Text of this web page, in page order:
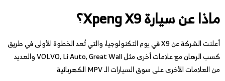
ماذا عن سيارة Xpeng X9؟
أعلنت الشركة عن X9 في يوم التكنولوجيا، والتي تُعد الخطوة الأولى في طريق
كسب الرهان مع علامات أخرى مثل VOLVO, Li Auto, Great Wall والعديد
من العلامات الأخرى على سوق السيارات الـ MPV الكهربائية